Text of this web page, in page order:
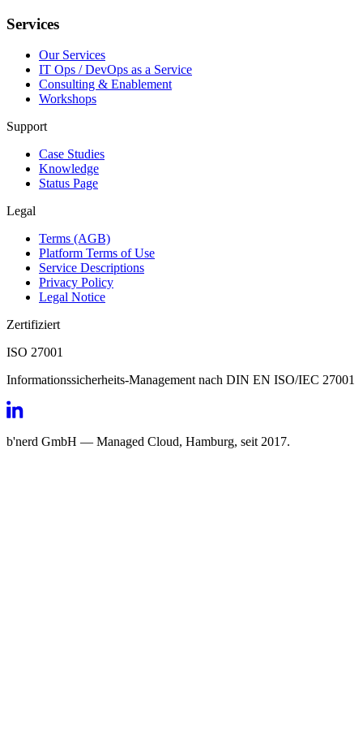
Services
Our Services
IT Ops / DevOps as a Service
Consulting & Enablement
Workshops
Support
Case Studies
Knowledge
Status Page
Legal
Terms (AGB)
Platform Terms of Use
Service Descriptions
Privacy Policy
Legal Notice
Zertifiziert
ISO 27001
Informationssicherheits-Management nach DIN EN ISO/IEC 27001
b'nerd GmbH — Managed Cloud, Hamburg, seit 2017.